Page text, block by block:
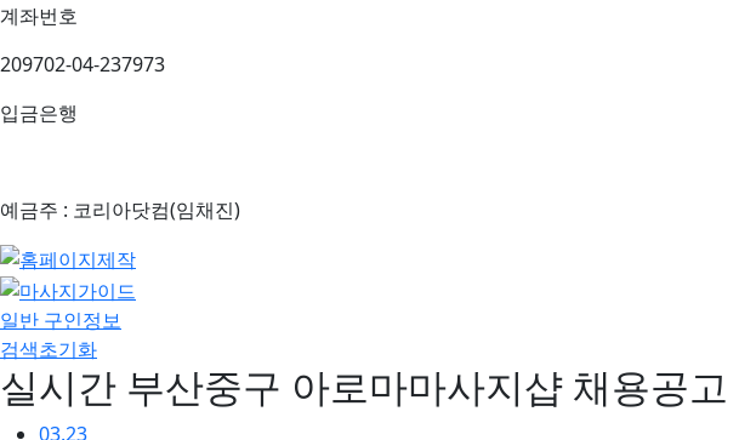
계좌번호
209702-04-237973
입금은행
예금주 : 코리아닷컴(임채진)
일반 구인정보
검색초기화
실시간 부산중구 아로마마사지샵 채용공고
03.23